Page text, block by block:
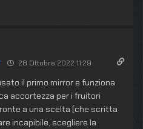
28 Ottobre 2022 11:29
il primo mirror e funziona
accortezza per i fruitori
a una scelta (che scritta
incapibile, scegliere la